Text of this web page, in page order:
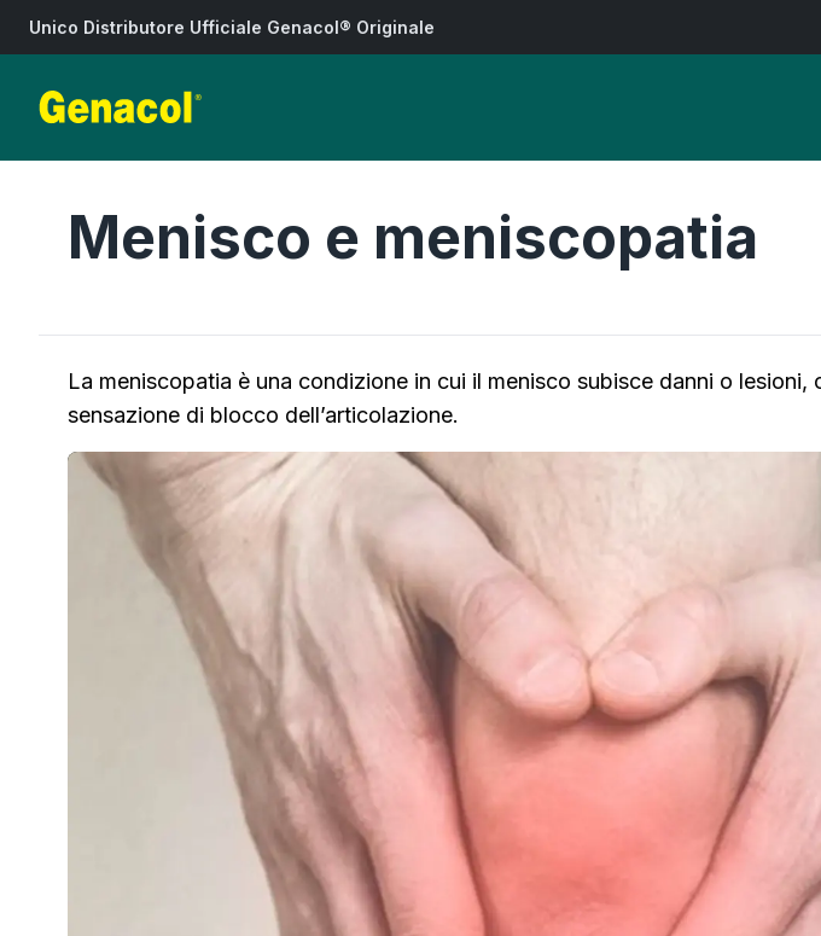
Unico Distributore Ufficiale Genacol® Originale
Menisco e meniscopatia
La meniscopatia è una condizione in cui il menisco subisce danni o
sensazione di blocco dell’articolazione.